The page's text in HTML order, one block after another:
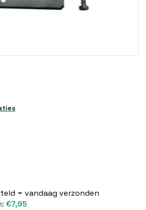
= vandaag verzonden
€7,95